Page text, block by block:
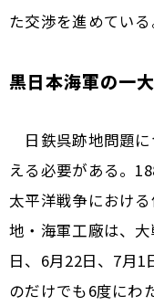
た交渉を進めている
黒日本海軍の一
日鉄呉跡地問題に
える必要がある。
太平洋戦争におけ
地・海軍工廠は、
日、6月22日、7月1
のだけでも6度にわ